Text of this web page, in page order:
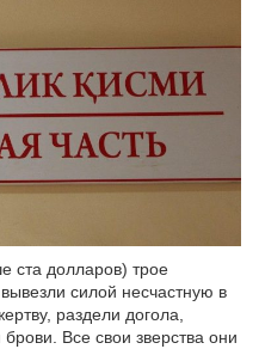
ста долларов) трое
силой несчастную в
раздели догола,
Все свои зверства они